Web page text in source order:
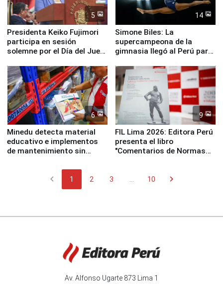
5
Presidenta Keiko Fujimori
participa en sesión
solemne por el Día del Juez
14
Simone Biles: La
supercampeona de la
gimnasia llegó al Perú para
Panamericanos Lima 2027
6
Minedu detecta material
educativo e implementos
de mantenimiento sin
9
FIL Lima 2026: Editora Perú
presenta el libro
"Comentarios de Normas
chevron_left 1 2 3 10 chevron_right
Av. Alfonso Ugarte 873 Lima 1